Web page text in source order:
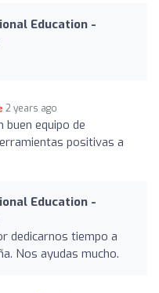
Education -
2 years ago
buen equipo de
positivas a
Education -
dedicarnos tiempo a
Nos ayudas mucho.